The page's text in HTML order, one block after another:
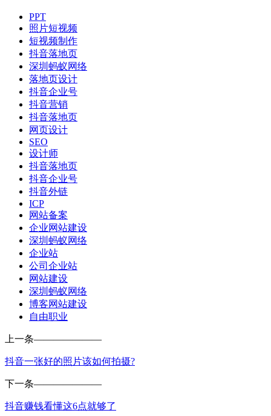
PPT
照片短视频
短视频制作
抖音落地页
深圳蚂蚁网络
落地页设计
抖音企业号
抖音营销
抖音落地页
网页设计
SEO
设计师
抖音落地页
抖音企业号
抖音外链
ICP
网站备案
企业网站建设
深圳蚂蚁网络
企业站
公司企业站
网站建设
深圳蚂蚁网络
博客网站建设
自由职业
上一条———————
抖音一张好的照片该如何拍摄?
下一条———————
抖音赚钱看懂这6点就够了